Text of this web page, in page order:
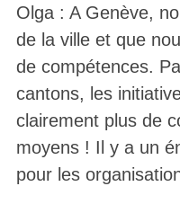
Olga : A Genève,
de la ville et que
de compétences.
cantons, les
clairement plus de
moyens ! Il y a un
pour les